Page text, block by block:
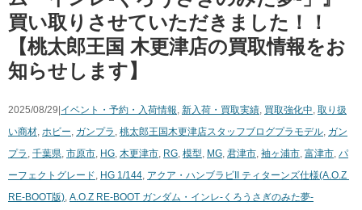
買い取りさせていただきました！！
【桃太郎王国 木更津店の買取情報をお
知らせします】
2025/08/29| イベント・予約・入荷情報, 新入荷・買取実績, 買取強化中, 取り扱
い商材, ホビー, ガンプラ , 桃太郎王国木更津店スタッフブログプラモデル, ガン
プラ , 千葉県, 市原市, HG, 木更津市, RG, 模型, MG, 君津市, 袖ヶ浦市, 富津市, パ
ーフェクトグレード, HG ​1/144, アクア・ハンブラビII ​ティターンズ仕様(A.O.Z ​
RE-BOOT版), A.O.Z RE-BOOT ガンダム・インレ-くろうさぎのみた夢-